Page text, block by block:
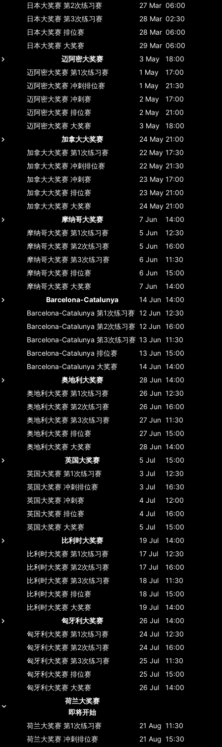
日本大奖赛 第2次练习赛 27 Mar 06:00
日本大奖赛 第3次练习赛 28 Mar 02:30
日本大奖赛 排位赛 28 Mar 06:00
日本大奖赛 大奖赛 29 Mar 06:00
迈阿密大奖赛
3 May
18:00
迈阿密大奖赛 第1次练习赛 1 May
17:00
迈阿密大奖赛 冲刺排位赛 1 May
21:30
迈阿密大奖赛 冲刺赛 2 May
17:00
迈阿密大奖赛 排位赛 2 May
21:00
迈阿密大奖赛 大奖赛 3 May
18:00
加拿大大奖赛
24 May 21:00
加拿大大奖赛 第1次练习赛 22 May 17:30
加拿大大奖赛 冲刺排位赛 22 May 21:30
加拿大大奖赛 冲刺赛 23 May 17:00
加拿大大奖赛 排位赛 23 May 21:00
加拿大大奖赛 大奖赛 24 May 21:00
摩纳哥大奖赛
7 Jun
14:00
摩纳哥大奖赛 第1次练习赛 5 Jun
12:30
摩纳哥大奖赛 第2次练习赛 5 Jun
16:00
摩纳哥大奖赛 第3次练习赛 6 Jun
11:30
摩纳哥大奖赛 排位赛 6 Jun
15:00
摩纳哥大奖赛 大奖赛 7 Jun
14:00
Barcelona-Catalunya
14 Jun 14:00
Barcelona-Catalunya 第1次练习赛 12 Jun 12:30
Barcelona-Catalunya 第2次练习赛 12 Jun 16:00
Barcelona-Catalunya 第3次练习赛 13 Jun 11:30
Barcelona-Catalunya 排位赛 13 Jun 15:00
Barcelona-Catalunya 大奖赛 14 Jun 14:00
奥地利大奖赛
28 Jun 14:00
奥地利大奖赛 第1次练习赛 26 Jun 12:30
奥地利大奖赛 第2次练习赛 26 Jun 16:00
奥地利大奖赛 第3次练习赛 27 Jun 11:30
奥地利大奖赛 排位赛 27 Jun 15:00
奥地利大奖赛 大奖赛 28 Jun 14:00
英国大奖赛
5 Jul
15:00
英国大奖赛 第1次练习赛 3 Jul
12:30
英国大奖赛 冲刺排位赛 3 Jul
16:30
英国大奖赛 冲刺赛 4 Jul
12:00
英国大奖赛 排位赛 4 Jul
16:00
英国大奖赛 大奖赛 5 Jul
15:00
比利时大奖赛
19 Jul
14:00
比利时大奖赛 第1次练习赛 17 Jul
12:30
比利时大奖赛 第2次练习赛 17 Jul
16:00
比利时大奖赛 第3次练习赛 18 Jul
11:30
比利时大奖赛 排位赛 18 Jul
15:00
比利时大奖赛 大奖赛 19 Jul
14:00
匈牙利大奖赛
26 Jul
14:00
匈牙利大奖赛 第1次练习赛 24 Jul
12:30
匈牙利大奖赛 第2次练习赛 24 Jul
16:00
匈牙利大奖赛 第3次练习赛 25 Jul
11:30
匈牙利大奖赛 排位赛 25 Jul
15:00
匈牙利大奖赛 大奖赛 26 Jul
14:00
荷兰大奖赛
即将开始
荷兰大奖赛 第1次练习赛 21 Aug 11:30
荷兰大奖赛 冲刺排位赛 21 Aug 15:30